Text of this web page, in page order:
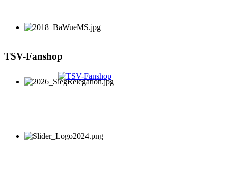
TSV-Fanshop